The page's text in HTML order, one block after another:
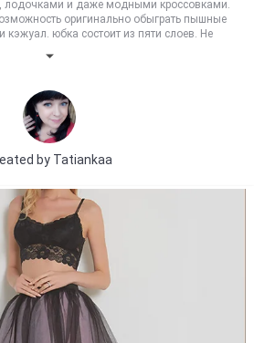
лодочками и даже модными кроссовками.
оригинально обыграть пышные
кэжуал. юбка состоит из пяти слоев. Не
by Tatiankaa